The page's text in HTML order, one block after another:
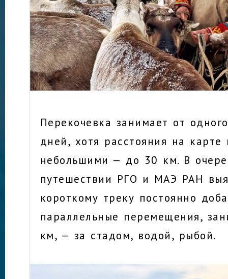
Перекочевка занимает от
дней, хотя расстояния на карте
небольшими — до 30 км. В
путешествии РГО и МАЭ РАН
короткому треку постоянно
параллельные перемещения,
км, — за стадом, водой, рыбой.